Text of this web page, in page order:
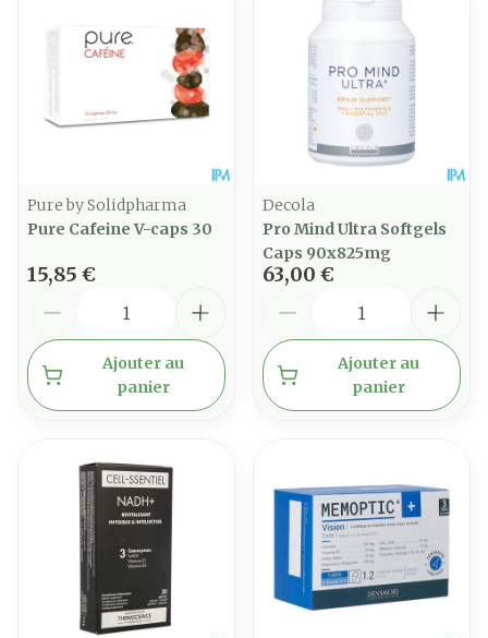
Pure by Solidpharma
Pure Cafeine V-caps 30
15,85 €
Ajouter au
panier
Decola
Pro Mind Ultra Softgels
Caps 90x825mg
63,00 €
Ajouter au
panier